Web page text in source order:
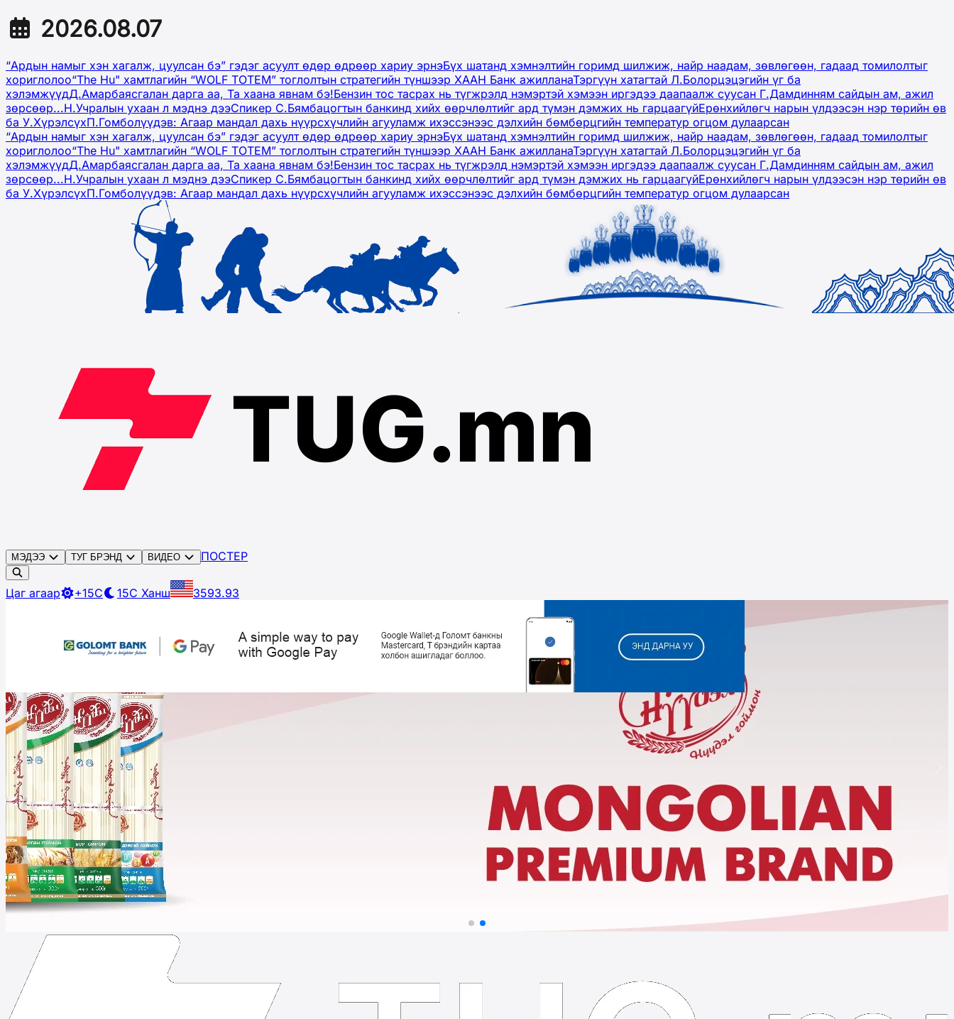
2026.08.07
“Ардын намыг хэн хагалж, цуулсан бэ” гэдэг асуулт өдөр өдрөөр хариу эрнэБүх шатанд хэмнэлтийн горимд шилжиж, найр наадам, зөвлөгөөн, гадаад томилолтыг
хориглолоо“The Hu" хамтлагийн “WOLF TOTEM” тоглолтын стратегийн түншээр ХААН Банк ажилланаТэргүүн хатагтай Л.Болорцэцэгийн үг ба
хэлэмжүүдД.Амарбаясгалан дарга аа, Та хаана явнам бэ!Бензин тос тасрах нь түгжрэлд нэмэртэй хэмээн иргэдээ даапаалж суусан Г.Дамдинням сайдын ам, ажил
зөрсөөр...Н.Учралын ухаан л мэднэ дээСпикер С.Бямбацогтын банкинд хийх өөрчлөлтийг ард түмэн дэмжих нь гарцаагүйЕрөнхийлөгч нарын үлдээсэн нэр төрийн өв
ба У.ХүрэлсүхП.Гомболүүдэв: Агаар мандал дахь нүүрсхүчлийн агууламж ихэссэнээс дэлхийн бөмбөрцгийн температур огцом дулаарсан
“Ардын намыг хэн хагалж, цуулсан бэ” гэдэг асуулт өдөр өдрөөр хариу эрнэБүх шатанд хэмнэлтийн горимд шилжиж, найр наадам, зөвлөгөөн, гадаад томилолтыг
хориглолоо“The Hu" хамтлагийн “WOLF TOTEM” тоглолтын стратегийн түншээр ХААН Банк ажилланаТэргүүн хатагтай Л.Болорцэцэгийн үг ба
хэлэмжүүдД.Амарбаясгалан дарга аа, Та хаана явнам бэ!Бензин тос тасрах нь түгжрэлд нэмэртэй хэмээн иргэдээ даапаалж суусан Г.Дамдинням сайдын ам, ажил
зөрсөөр...Н.Учралын ухаан л мэднэ дээСпикер С.Бямбацогтын банкинд хийх өөрчлөлтийг ард түмэн дэмжих нь гарцаагүйЕрөнхийлөгч нарын үлдээсэн нэр төрийн өв
ба У.ХүрэлсүхП.Гомболүүдэв: Агаар мандал дахь нүүрсхүчлийн агууламж ихэссэнээс дэлхийн бөмбөрцгийн температур огцом дулаарсан
МЭДЭЭ ТУГ БРЭНД ВИДЕО ПОСТЕР
Цаг агаар +15C 15C Ханш 3593.93